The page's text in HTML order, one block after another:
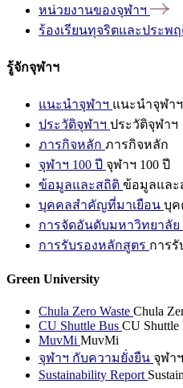
หน่วยงานของจุฬาฯ
ร้องเรียนทุจริตและประพ
รู้จักจุฬาฯ
แนะนำจุฬาฯ แนะนำจุฬาฯ
ประวัติจุฬาฯ ประวัติจุฬาฯ
ภารกิจหลัก ภารกิจหลัก
จุฬาฯ 100 ปี จุฬาฯ 100 ปี
ข้อมูลและสถิติ ข้อมูลและ
บุคคลสำคัญที่มาเยือน บุค
การจัดอันดับมหาวิทยาลัย
การรับรองหลักสูตร การ
Green University
Chula Zero Waste Chula
CU Shuttle Bus CU Shuttle
MuvMi MuvMi
จุฬาฯ กับความยั่งยืน จุฬา
Sustainability Report